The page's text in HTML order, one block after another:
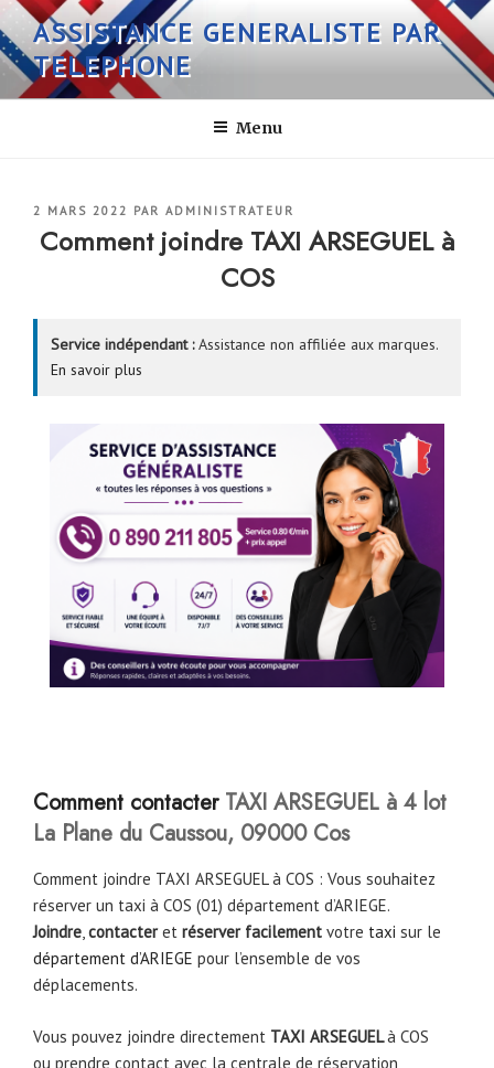
Aller
au
contenu
principal
ASSISTANCE GENERALISTE PAR
TELEPHONE
Menu
PUBLIÉ
LE
2 MARS 2022 PAR ADMINISTRATEUR
Comment joindre TAXI ARSEGUEL à
COS
Service indépendant :Assistance non affiliée aux marques.
En savoir plus
Comment contacterTAXI ARSEGUEL à 4 lot
La Plane du Caussou, 09000 Cos
Comment joindre TAXI ARSEGUEL à COS : Vous souhaitez
réserver un taxi à COS (01) département d’ARIEGE.
Joindre,contacteret réserver facilement votre taxi sur le
département d’ARIEGE pour l’ensemble de vos
déplacements.
Vous pouvez joindre directement TAXI ARSEGUELà COS
ou prendre contact avec la centrale de réservation